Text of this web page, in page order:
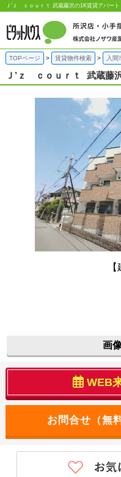
Ｊ’ｚ ｃｏｕｒｔ 武蔵藤沢の1K賃貸アパー
TOPページ 賃貸物件検索 入間
Ｊ’ｚ ｃｏｕｒｔ 武蔵藤
画
WEB